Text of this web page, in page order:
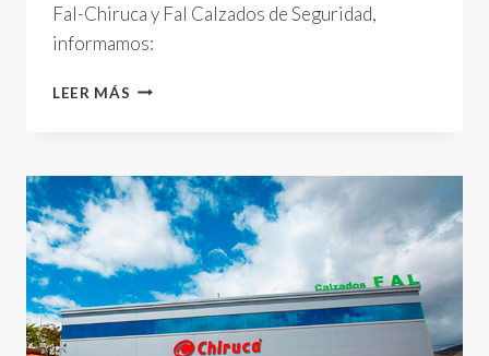
Fal-Chiruca y Fal Calzados de Seguridad,
informamos:
LEER MÁS COMUNICADO